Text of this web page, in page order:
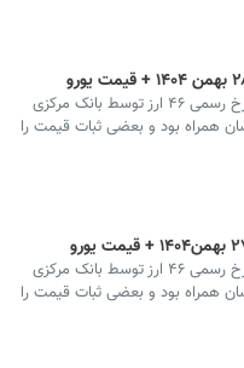
نرخ ارز در صرافی ملی و نرخ رسمی ۴۶ ارز توسط بانک مرکزی
همراه بود و بعضی ثبات قیمت را
نرخ ارز در صرافی ملی و نرخ رسمی ۴۶ ارز توسط بانک مرکزی
همراه بود و بعضی ثبات قیمت را